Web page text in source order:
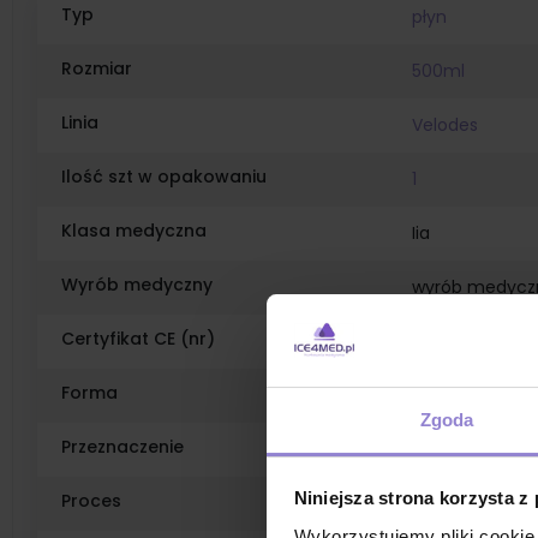
Zgoda
Niniejsza strona korzysta z
Typ płyn
Rozmiar 500ml
Linia Velodes
Ilość szt w opakowaniu 1
Klasa medyczna Iia
Wyrób medyczny wyrób
Certyfikat CE (nr)
Forma gotowy do
Przeznaczenie ręce
Proces dezynfekcja